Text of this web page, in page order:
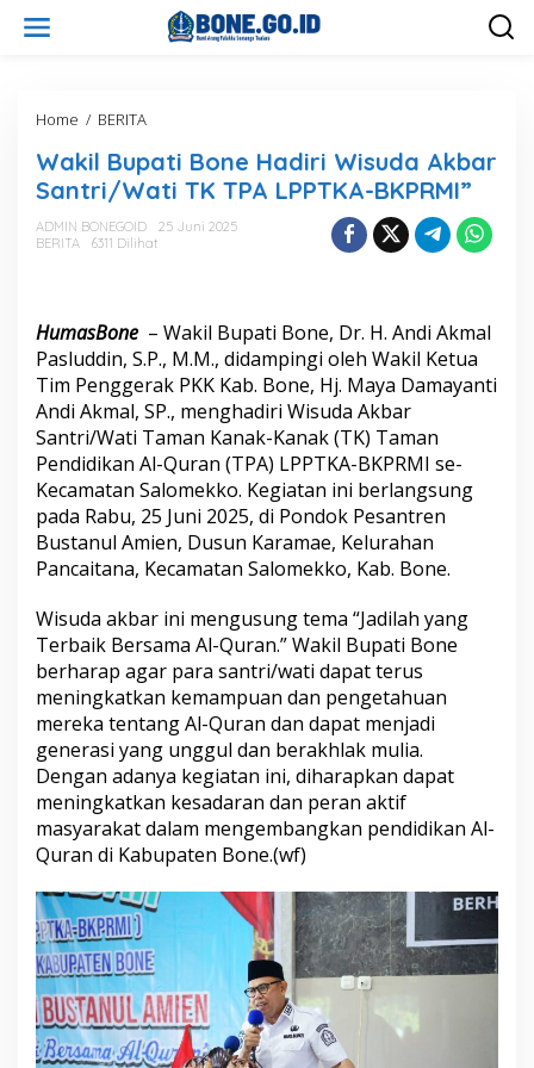
Home / BERITA
k
i
l
u
i
B
o
n
e
H
a
d
i
r
i
W
s
d
a
A
k
b
a
r
S
a
n
r
i
W
a
t
i
T
K
Wakil Bupati Bone Hadiri Wisuda Akbar
Santri/Wati TK TPA LPPTKA-BKPRMI”
ADMIN BONEGOID
25 Juni 2025
BERITA
6311 Dilihat
HumasBone – Wakil Bupati Bone, Dr. H. Andi Akmal
Pasluddin, S.P., M.M., didampingi oleh Wakil Ketua
Tim Penggerak PKK Kab. Bone, Hj. Maya Damayanti
Andi Akmal, SP., menghadiri Wisuda Akbar
Santri/Wati Taman Kanak-Kanak (TK) Taman
Pendidikan Al-Quran (TPA) LPPTKA-BKPRMI se-
Kecamatan Salomekko. Kegiatan ini berlangsung
pada Rabu, 25 Juni 2025, di Pondok Pesantren
Bustanul Amien, Dusun Karamae, Kelurahan
Pancaitana, Kecamatan Salomekko, Kab. Bone.
Wisuda akbar ini mengusung tema “Jadilah yang
Terbaik Bersama Al-Quran.” Wakil Bupati Bone
berharap agar para santri/wati dapat terus
meningkatkan kemampuan dan pengetahuan
mereka tentang Al-Quran dan dapat menjadi
generasi yang unggul dan berakhlak mulia.
Dengan adanya kegiatan ini, diharapkan dapat
meningkatkan kesadaran dan peran aktif
masyarakat dalam mengembangkan pendidikan Al-
Quran di Kabupaten Bone.(wf)